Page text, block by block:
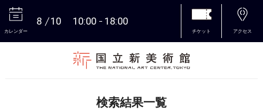
カレンダー
8 10 10:00 18:00
チケット アクセス
検索結果一覧